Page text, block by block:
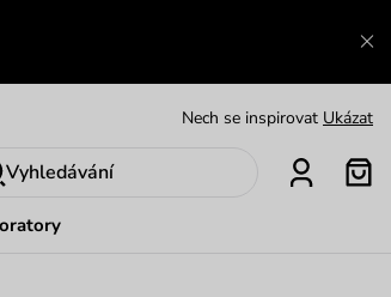
Nech se inspirovat Ukázat
Vyhledávání